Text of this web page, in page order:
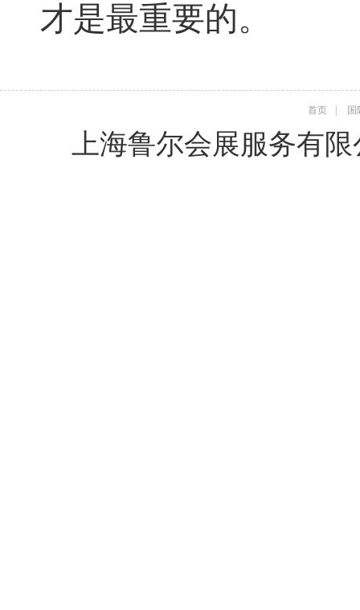
才是最重要的。
首页 国
上海鲁尔会展服务